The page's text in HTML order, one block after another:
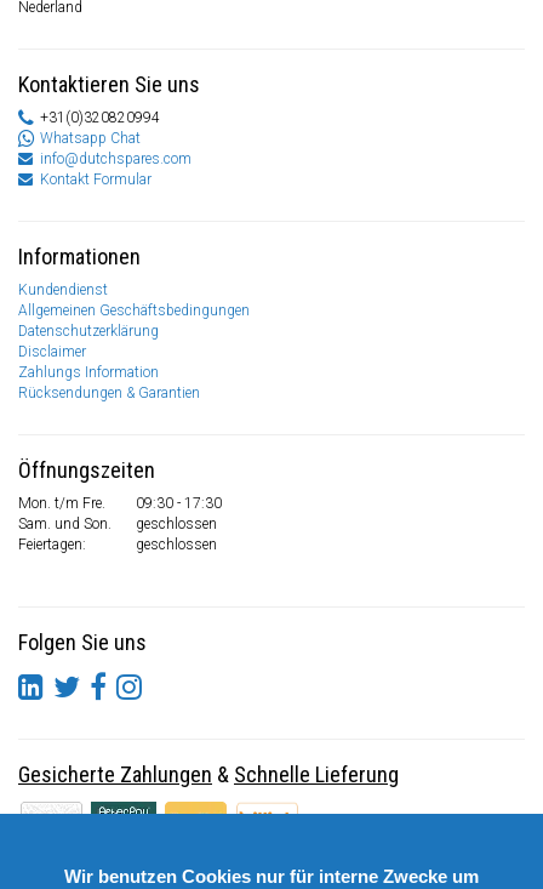
Nederland
Kontaktieren Sie uns
+31(0)320820994
Whatsapp Chat
info@dutchspares.com
Kontakt Formular
Informationen
Kundendienst
Allgemeinen Geschäftsbedingungen
Datenschutzerklärung
Disclaimer
Zahlungs Information
Rücksendungen & Garantien
Öffnungszeiten
Mon. t/m Fre.
09:30 - 17:30
Sam. und Son.
geschlossen
Feiertagen:
geschlossen
Folgen Sie uns
Gesicherte Zahlungen & Schnelle Lieferung
Wir benutzen Cookies nur für interne Zwecke um